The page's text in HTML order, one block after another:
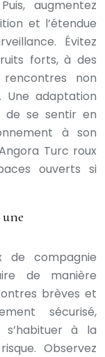
augmentez
et l’étendue
Évitez
forts, à des
non
Une adaptation
se sentir en
à son
Turc roux
ouverts si
de compagnie
de manière
brèves et
sécurisé,
à la
Observez